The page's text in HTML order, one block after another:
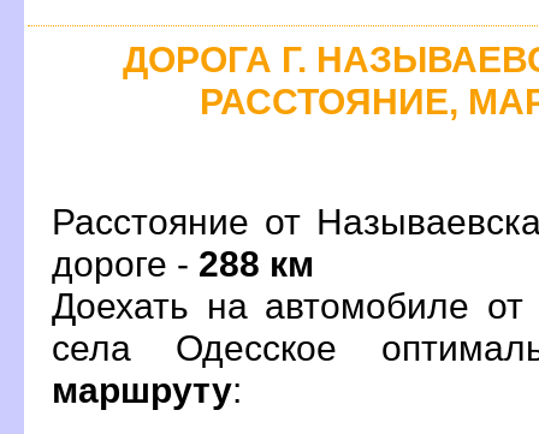
ДОРОГА Г.
РАССТОЯНИЕ,
Расстояние от
дороге - 288 км
Доехать на автомобиле
села Одесское
маршруту: